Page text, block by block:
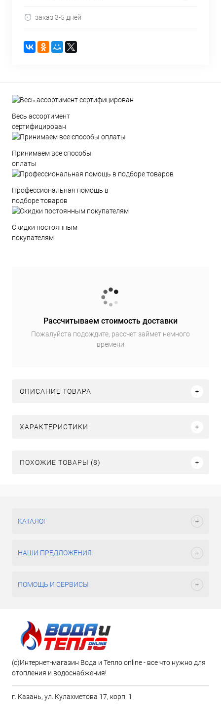
заказ 3-5 дней
Весь ассортимент
сертифицирован
Принимаем все способы
оплаты
Профессиональная помощь в
подборе товаров
Скидки постоянным
покупателям
Рассчитываем стоимость доставки
Пожалуйста подождите, рассчет займет немного
времени
ОПИСАНИЕ ТОВАРА
ХАРАКТЕРИСТИКИ
ПОХОЖИЕ ТОВАРЫ (8)
КАТАЛОГ
НАШИ ПРЕДЛОЖЕНИЯ
ПОМОЩЬ И СЕРВИСЫ
(c)Интернет-магазин Вода и Тепло online - все что нужно для
отопления и водоснабжения!
г. Казань, ул. Кулахметова 17, корп. 1